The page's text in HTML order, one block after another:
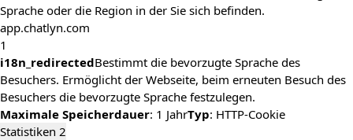
Sprache oder die Region in der Sie sich befinden.
app.chatlyn.com
1
i18n_redirectedBestimmt die bevorzugte Sprache des
Besuchers. Ermöglicht der Webseite, beim erneuten Besuch des
Besuchers die bevorzugte Sprache festzulegen.
Maximale Speicherdauer: 1 JahrTyp: HTTP-Cookie
Statistiken 2